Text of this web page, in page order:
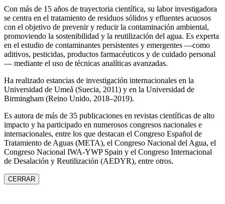
Con más de 15 años de trayectoria científica, su labor investigadora
se centra en el tratamiento de residuos sólidos y efluentes acuosos
con el objetivo de prevenir y reducir la contaminación ambiental,
promoviendo la sostenibilidad y la reutilización del agua. Es experta
en el estudio de contaminantes persistentes y emergentes —como
aditivos, pesticidas, productos farmacéuticos y de cuidado personal
— mediante el uso de técnicas analíticas avanzadas.
Ha realizado estancias de investigación internacionales en la
Universidad de Umeå (Suecia, 2011) y en la Universidad de
Birmingham (Reino Unido, 2018–2019).
Es autora de más de 35 publicaciones en revistas científicas de alto
impacto y ha participado en numerosos congresos nacionales e
internacionales, entre los que destacan el Congreso Español de
Tratamiento de Aguas (META), el Congreso Nacional del Agua, el
Congreso Nacional IWA‑YWP Spain y el Congreso Internacional
de Desalación y Reutilización (AEDYR), entre otros.
CERRAR